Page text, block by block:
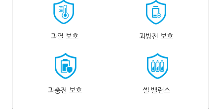
과열 보호 과방전 보호
과충전 보호 셀 밸런스